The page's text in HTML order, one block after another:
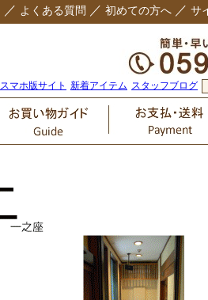
／ よくある質問 ／ 初めての方へ ／ サ
スタッフブログ
新着アイテム
スマホ版サイト